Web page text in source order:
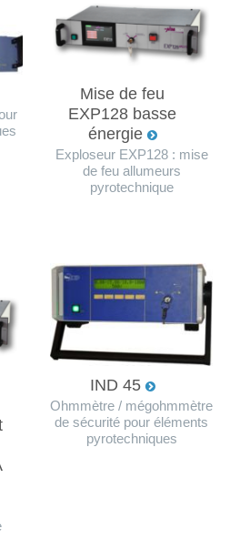
Mise de feu
EXP128 basse
énergie
Exploseur EXP128 : mise
de feu allumeurs
pyrotechnique
IND 45
Ohmmètre / mégohmmètre
de sécurité pour éléments
pyrotechniques